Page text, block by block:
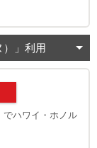
）」利用
ハワイ・ホノル